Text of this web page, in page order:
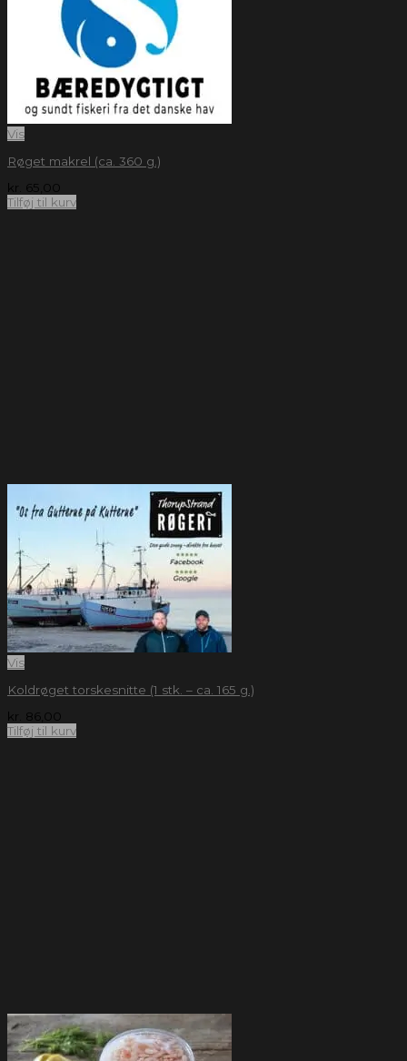
Vis
Røget makrel (ca. 360 g.)
kr.
65,00
Tilføj til kurv
Vis
Koldrøget torskesnitte (1 stk. – ca. 165 g.)
kr.
86,00
Tilføj til kurv